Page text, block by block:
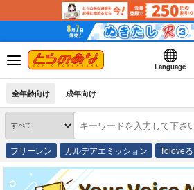
Language
全年齢向け 成年向け
フリーレン カルデアエミッション Toloveる